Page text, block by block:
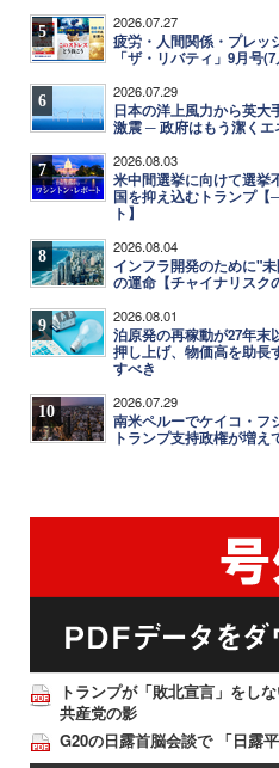
5 2026.07.27
疲労・人間関係・プレ
「ザ・リバティ」9月号
6 2026.07.29
日本の洋上風力から英大
激震 ─ 政府はもう潔くエ
7 2026.08.03
米中間選挙に向けて選挙
国を抑え込むトランプ
ト】
8 2026.08.04
インフラ開発のために"
の運命【チャイナリスク
9 2026.08.01
泊原発の再稼動が27年
押し上げ、物価高を助長
すべき
10 2026.07.29
南米ペルーでケイコ・フ
トランプ支持政権が増え
トランプが「敗北宣言」をし
共産党の影
G20の日露首脳会談で 「日露